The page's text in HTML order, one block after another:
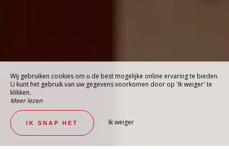
Wij gebruiken cookies om u de best mogelijke online ervaring te bieden.
U kunt het gebruik van uw gegevens voorkomen door op 'Ik weiger' te
klikken.
Meer lezen
IK SNAP HET Ik weiger